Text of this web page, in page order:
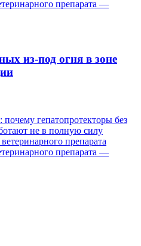
препарата —
из-под огня в зоне
гепатопротекторы без
не в полную силу
препарата
препарата —